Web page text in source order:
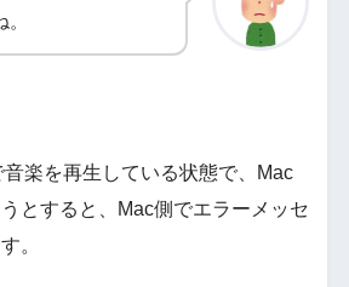
楽を再生している状態で、Mac
とすると、Mac側でエラーメッセ
。